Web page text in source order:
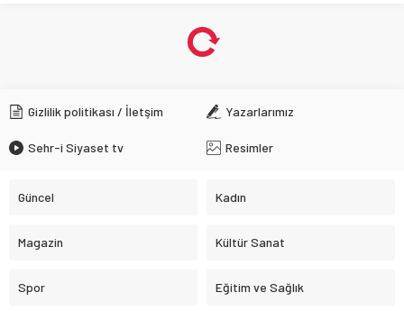
Antalya Büyükşehir Belediyesi
Güncel Antalya Büyükşehir Belediyesi Rüşvet Soruşturması